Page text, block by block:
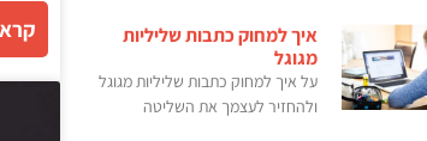
איך למחוק כתבות שליליות
מגוגל
על איך למחוק כתבות שליליות מגוגל
ולהחזיר לעצמך את השליטה